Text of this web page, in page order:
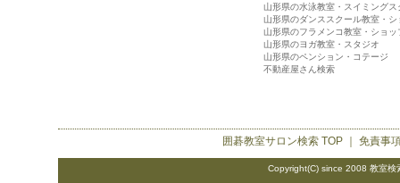
山形県の水泳教室・スイミングス
山形県のダンススクール教室・シ
山形県のフラメンコ教室・ショッ
山形県のヨガ教室・スタジオ
山形県のペンション・コテージ
不動産屋さん検索
囲碁教室サロン検索TOP ｜ 免責事
Copyright(C) since 2008 教室検